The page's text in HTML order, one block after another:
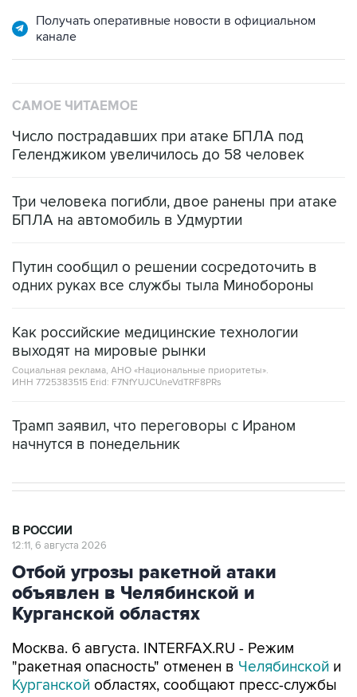
Получать оперативные новости в официальном
канале
САМОЕ ЧИТАЕМОЕ
Число пострадавших при атаке БПЛА под
Геленджиком увеличилось до 58 человек
Три человека погибли, двое ранены при атаке
БПЛА на автомобиль в Удмуртии
Путин сообщил о решении сосредоточить в
одних руках все службы тыла Минобороны
Как российские медицинские технологии
выходят на мировые рынки
Социальная реклама, АНО «Национальные приоритеты».
ИНН 7725383515 Erid: F7NfYUJCUneVdTRF8PRs
Трамп заявил, что переговоры с Ираном
начнутся в понедельник
В РОССИИ
12:11, 6 августа 2026
Отбой угрозы ракетной атаки
объявлен в Челябинской и
Курганской областях
Москва. 6 августа. INTERFAX.RU - Режим
"ракетная опасность" отменен в Челябинской и
Курганской областях, сообщают пресс-службы